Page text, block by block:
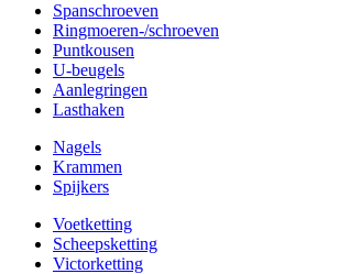
Spanschroeven
Ringmoeren-/schroeven
Puntkousen
U-beugels
Aanlegringen
Lasthaken
Nagels
Krammen
Spijkers
Voetketting
Scheepsketting
Victorketting